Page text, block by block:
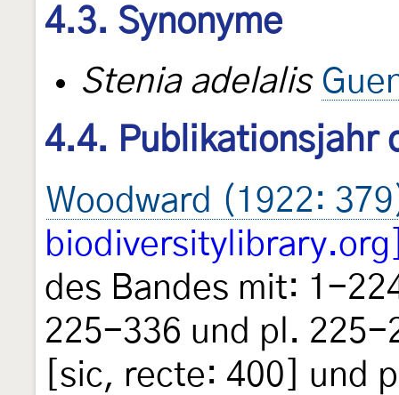
4.3. Synonyme
Stenia adelalis
4.4. Publikationsjahr
Woodward (1922:
des Bandes mit: 1-
225-336 und pl.
[sic, recte: 400] und